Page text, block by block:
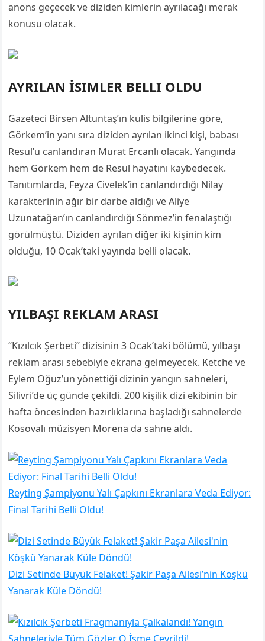
anons geçecek ve diziden kimlerin ayrılacağı merak
konusu olacak.
AYRILAN İSIMLER BELLI OLDU
Gazeteci Birsen Altuntaş’ın kulis bilgilerine göre,
Görkem’in yanı sıra diziden ayrılan ikinci kişi, babası
Resul’u canlandıran Murat Ercanlı olacak. Yangında
hem Görkem hem de Resul hayatını kaybedecek.
Tanıtımlarda, Feyza Civelek’in canlandırdığı Nilay
karakterinin ağır bir darbe aldığı ve Aliye
Uzunatağan’ın canlandırdığı Sönmez’in fenalaştığı
görülmüştü. Diziden ayrılan diğer iki kişinin kim
olduğu, 10 Ocak’taki yayında belli olacak.
YILBAŞI REKLAM ARASI
“Kızılcık Şerbeti” dizisinin 3 Ocak’taki bölümü, yılbaşı
reklam arası sebebiyle ekrana gelmeyecek. Ketche ve
Eylem Oğuz’un yönettiği dizinin yangın sahneleri,
Silivri’de üç günde çekildi. 200 kişilik dizi ekibinin bir
hafta öncesinden hazırlıklarına başladığı sahnelerde
Kosovalı müzisyen Morena da sahne aldı.
Reyting Şampiyonu Yalı Çapkını Ekranlara Veda Ediyor:
Final Tarihi Belli Oldu!
Dizi Setinde Büyük Felaket! Şakir Paşa Ailesi’nin Köşkü
Yanarak Küle Döndü!